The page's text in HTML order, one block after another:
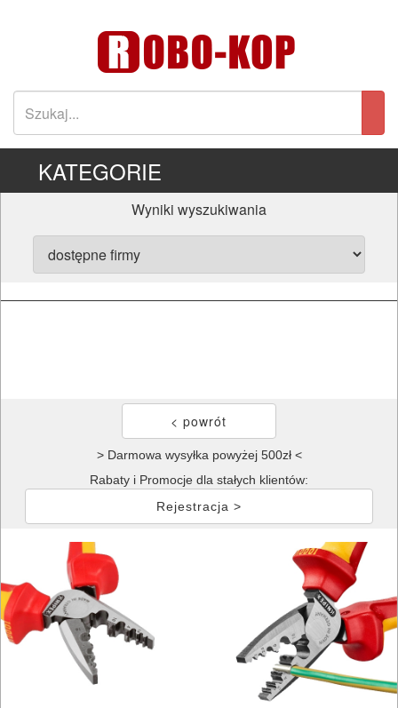
KATEGORIE
Wyniki wyszukiwania
> Darmowa wysyłka powyżej 500zł <
Rabaty i Promocje dla stałych klientów:
Rejestracja >